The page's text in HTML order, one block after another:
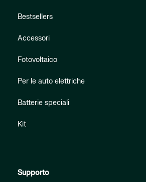
Bestsellers
Accessori
Fotovoltaico
Per le auto elettriche
Batterie speciali
Kit
Supporto